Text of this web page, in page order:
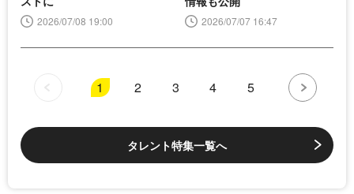
2026/07/08 19:00 2026/07/07 16:47
1 2 3 4 5
タレント特集一覧へ